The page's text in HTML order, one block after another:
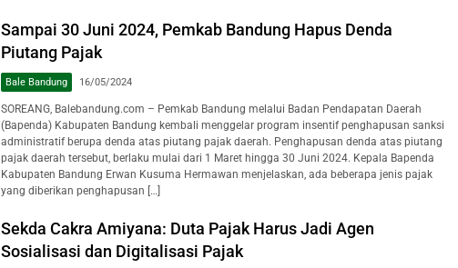
Sampai 30 Juni 2024, Pemkab Bandung Hapus Denda
Piutang Pajak
Bale Bandung 16/05/2024
SOREANG, Balebandung.com – Pemkab Bandung melalui Badan Pendapatan Daerah
(Bapenda) Kabupaten Bandung kembali menggelar program insentif penghapusan sanksi
administratif berupa denda atas piutang pajak daerah. Penghapusan denda atas piutang
pajak daerah tersebut, berlaku mulai dari 1 Maret hingga 30 Juni 2024. Kepala Bapenda
Kabupaten Bandung Erwan Kusuma Hermawan menjelaskan, ada beberapa jenis pajak
yang diberikan penghapusan […]
Sekda Cakra Amiyana: Duta Pajak Harus Jadi Agen
Sosialisasi dan Digitalisasi Pajak